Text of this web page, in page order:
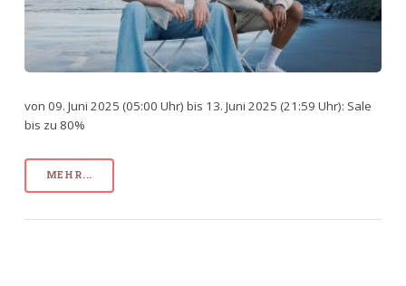
von 09. Juni 2025 (05:00 Uhr) bis 13. Juni 2025 (21:59 Uhr): Sale
bis zu 80%
MEHR...